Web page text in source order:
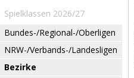
Spielklassen 2026/27
Bundes-/Regional-/Oberligen
NRW-/Verbands-/Landesligen
Bezirke